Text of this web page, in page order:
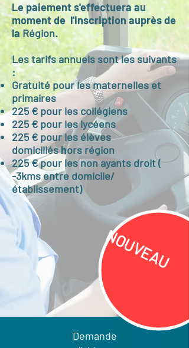
Le paiement s'effectuera au
moment de l'inscription auprès de
laRégion.
Les tarifs annuels sont les suivants
:
Gratuité pour les maternelles et
primaires
225 € pour les collégiens
225 € pour les lycéens
225 € pour les élèves
domiciliéshors région
225 € pour les non ayants droit (
-3kms entre domicile/
établissement)​
NOUVEAU
Demande